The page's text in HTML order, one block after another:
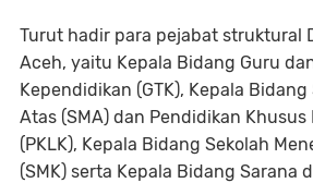
Turut hadir para pejabat struktural
Aceh, yaitu Kepala Bidang Guru
Kependidikan (GTK), Kepala
Atas (SMA) dan Pendidikan
(PKLK), Kepala Bidang Sekolah
(SMK) serta Kepala Bidang Sarana